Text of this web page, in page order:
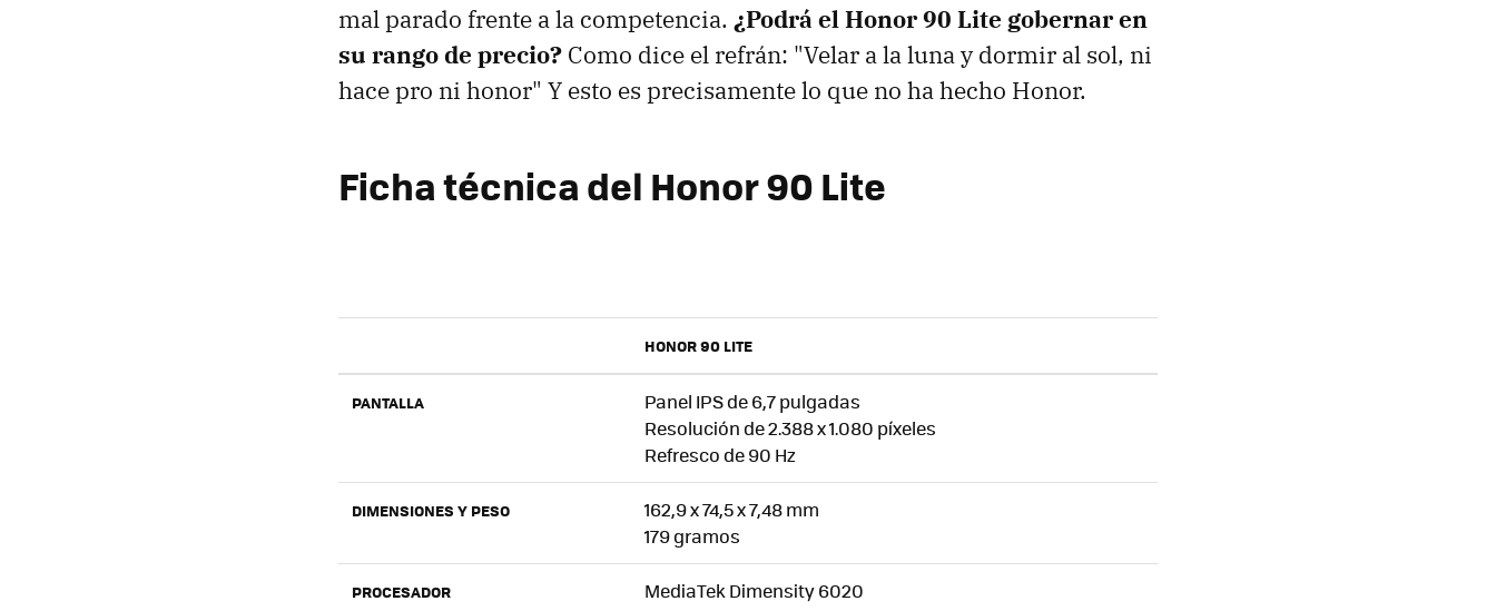
mal parado frente a la competencia. ¿Podrá el Honor 90 Lite gobernar en
su rango de precio? Como dice el refrán: "Velar a la luna y dormir al sol, ni
hace pro ni honor" Y esto es precisamente lo que no ha hecho Honor.
Ficha técnica del Honor 90 Lite
HONOR 90 LITE
PANTALLA
Panel IPS de 6,7 pulgadas
Resolución de 2.388 x 1.080 píxeles
Refresco de 90 Hz
DIMENSIONES Y PESO
162,9 x 74,5 x 7,48 mm
179 gramos
PROCESADOR MediaTek Dimensity 6020